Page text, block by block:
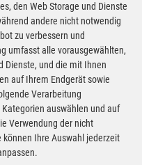
Route planen
Route planen
den Web Storage und Dienste
andere nicht notwendig
zu verbessern und
umfasst alle vorausgewählten,
Dienste, und die mit Ihnen
auf Ihrem Endgerät sowie
Verarbeitung
auswählen und auf
Verwendung der nicht
können Ihre Auswahl jederzeit